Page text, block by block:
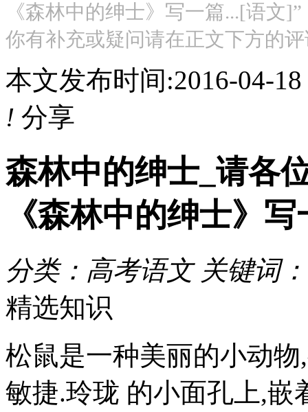
《森林中的绅士》写一篇...[语文
你有补充或疑问请在正文下方的
本文发布时间:2016-04-
! 分享
森林中的绅士_请各
《森林中的绅士》
分类：高考语文 关键词：
精选知识
松鼠是一种美丽的小动
敏捷.玲珑 的小面孔上,嵌